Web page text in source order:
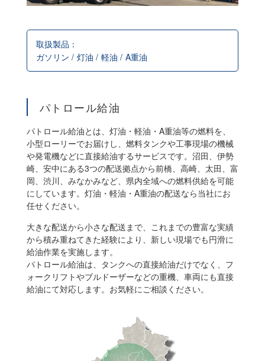
取扱製品：
ガソリン / 灯油 / 軽油 / A重油
パトロール給油
パトロール給油とは、灯油・軽油・A重油等の燃料を、
小型ローリーでお届けし、燃料タンクや工事現場の機械
や発電機などに直接給油するサービスです。沼田、伊勢
崎、安中にある3つの配送拠点から前橋、高崎、太田、富
岡、渋川、みなかみなど、県内全域への燃料供給を可能
にしています。灯油・軽油・A重油の配送なら当社にお
任せください。
大きな配送から小さな配送まで、これまでの豊富な実績
から積み重ねてきた経験により、新しい現場でも円滑に
給油作業を実施します。
パトロール給油は、タンクへの直接給油だけでなく、フ
ォークリフトやブルドーザーなどの重機、車両にも直接
給油にて対応します。お気軽にご相談ください。